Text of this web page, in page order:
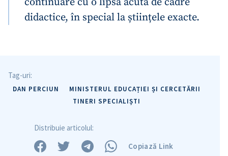
didactice, în special la științele exacte.
Tag-uri:
DAN PERCIUN
MINISTERUL EDUCAȚIEI ȘI CERCETĂRII
TINERI SPECIALIȘTI
Distribuie articolul:
Copiază Link